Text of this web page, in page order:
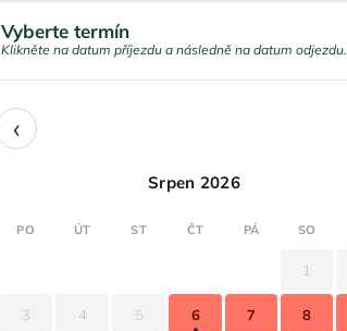
Vyberte termín
Klikněte na datum příjezdu a následně na datum odjezdu.
‹
Srpen 2026
PO ÚT ST ČT PÁ SO
1
3 4 5 6 7 8